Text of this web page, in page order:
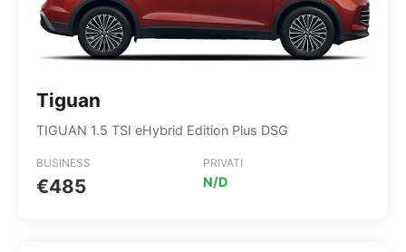
Tiguan
TIGUAN 1.5 TSI eHybrid Edition Plus DSG
BUSINESS
€485
PRIVATI
N/D